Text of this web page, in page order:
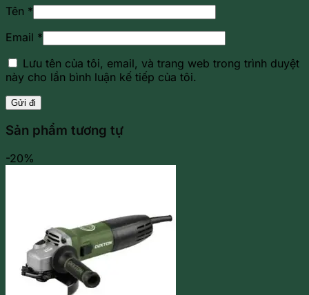
Tên *
Email *
Lưu tên của tôi, email, và trang web trong trình duyệt
này cho lần bình luận kế tiếp của tôi.
Sản phẩm tương tự
-20%